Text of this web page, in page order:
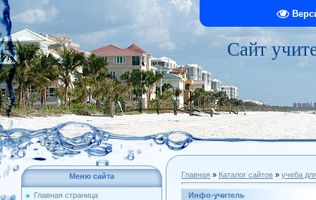
Сайт
Меню сайта
Главная страница
Главная » Каталог сайтов » учеба
Инфо-учитель